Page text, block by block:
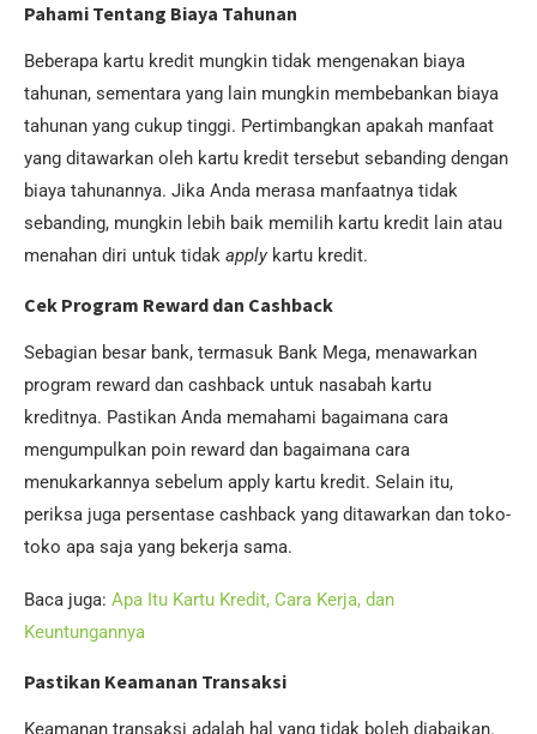
Pahami Tentang Biaya Tahunan
Beberapa kartu kredit mungkin tidak mengenakan biaya
tahunan, sementara yang lain mungkin membebankan biaya
tahunan yang cukup tinggi. Pertimbangkan apakah manfaat
yang ditawarkan oleh kartu kredit tersebut sebanding dengan
biaya tahunannya. Jika Anda merasa manfaatnya tidak
sebanding, mungkin lebih baik memilih kartu kredit lain atau
menahan diri untuk tidak apply kartu kredit.
Cek Program Reward dan Cashback
Sebagian besar bank, termasuk Bank Mega, menawarkan
program reward dan cashback untuk nasabah kartu
kreditnya. Pastikan Anda memahami bagaimana cara
mengumpulkan poin reward dan bagaimana cara
menukarkannya sebelum apply kartu kredit. Selain itu,
periksa juga persentase cashback yang ditawarkan dan toko-
toko apa saja yang bekerja sama.
Baca juga: Apa Itu Kartu Kredit, Cara Kerja, dan
Keuntungannya
Pastikan Keamanan Transaksi
Keamanan transaksi adalah hal yang tidak boleh diabaikan.